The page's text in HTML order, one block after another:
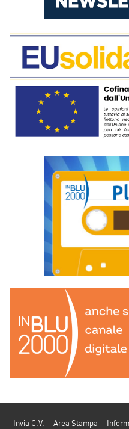
Invia C.V. Area Stampa